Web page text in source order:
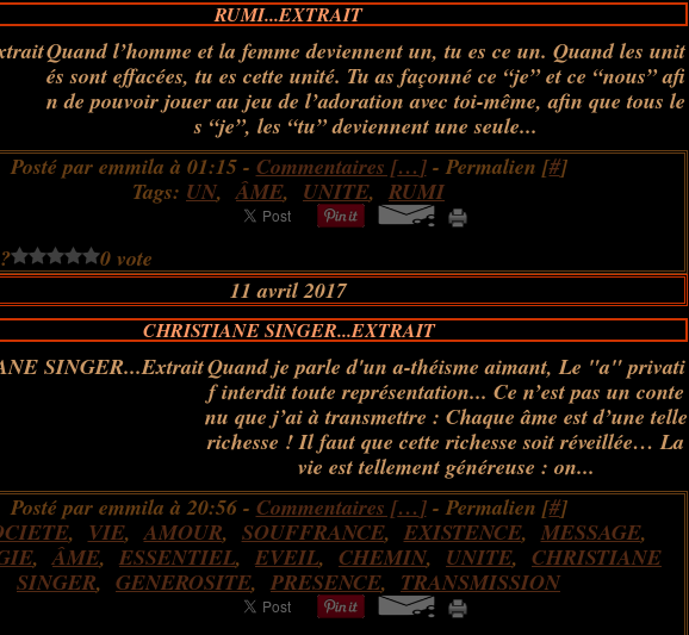
RUMI...EXTRAIT
Quand l’homme et la femme deviennent un, tu es ce un. Quand les unit
és sont effacées, tu es cette unité. Tu as façonné ce “je” et ce “nous” afi
n de pouvoir jouer au jeu de l’adoration avec toi-même, afin que tous le
s “je”, les “tu” deviennent une seule...
Posté par emmila à 01:15 - Commentaires […]- Permalien [#]
Tags: UN,ÂME, UNITE, RUMI
0 vote
11 avril 2017
CHRISTIANE SINGER...EXTRAIT
Quand je parle d'un a-théisme aimant, Le "a" privati
f interdit toute représentation... Ce n’est pas un conte
nu que j’ai à transmettre : Chaque âme est d’une telle
richesse ! Il faut que cette richesse soit réveillée… La
vie est tellement généreuse : on...
Posté par emmila à 20:56 - Commentaires […]- Permalien [#]
, VIE,AMOUR, SOUFFRANCE, EXISTENCE, MESSAGE,
,ÂME, ESSENTIEL, EVEIL, CHEMIN, UNITE, CHRISTIANE
SINGER, GENEROSITE, PRESENCE, TRANSMISSION